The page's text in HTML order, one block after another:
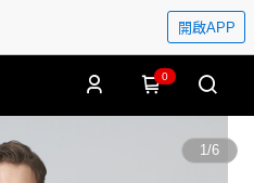
開啟APP
0
1/6